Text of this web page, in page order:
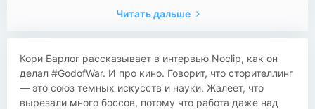
Читать дальше
Кори Барлог рассказывает в интервью Noclip, как он
делал #GodofWar. И про кино. Говорит, что сторителлинг
— это союз темных искусств и науки. Жалеет, что
вырезали много боссов, потому что работа даже над